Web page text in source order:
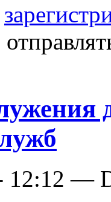
12:12 —